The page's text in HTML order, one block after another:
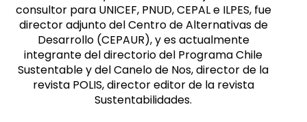
consultor para UNICEF, PNUD, CEPAL e ILPES, fue
director adjunto del Centro de Alternativas de
Desarrollo (CEPAUR), y es actualmente
integrante del directorio del Programa Chile
Sustentable y del Canelo de Nos, director de la
revista POLIS, director editor de la revista
Sustentabilidades.